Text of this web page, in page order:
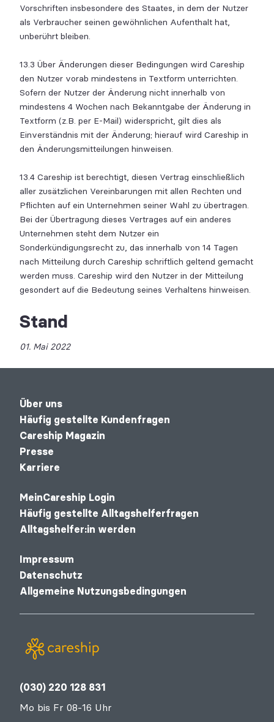
Vorschriften insbesondere des Staates, in dem der Nutzer
als Verbraucher seinen gewöhnlichen Aufenthalt hat,
unberührt bleiben.
13.3 Über Änderungen dieser Bedingungen wird Careship
den Nutzer vorab mindestens in Textform unterrichten.
Sofern der Nutzer der Änderung nicht innerhalb von
mindestens 4 Wochen nach Bekanntgabe der Änderung in
Textform (z.B. per E-Mail) widerspricht, gilt dies als
Einverständnis mit der Änderung; hierauf wird Careship in
den Änderungsmitteilungen hinweisen.
13.4 Careship ist berechtigt, diesen Vertrag einschließlich
aller zusätzlichen Vereinbarungen mit allen Rechten und
Pflichten auf ein Unternehmen seiner Wahl zu übertragen.
Bei der Übertragung dieses Vertrages auf ein anderes
Unternehmen steht dem Nutzer ein
Sonderkündigungsrecht zu, das innerhalb von 14 Tagen
nach Mitteilung durch Careship schriftlich geltend gemacht
werden muss. Careship wird den Nutzer in der Mitteilung
gesondert auf die Bedeutung seines Verhaltens hinweisen.
Stand
01. Mai 2022
Über uns
Häufig gestellte Kundenfragen
Careship Magazin
Presse
Karriere
MeinCareship Login
Häufig gestellte Alltagshelferfragen
Alltagshelfer:in werden
Impressum
Datenschutz
Allgemeine Nutzungsbedingungen
(030) 220 128 831
Mo bis Fr 08-16 Uhr